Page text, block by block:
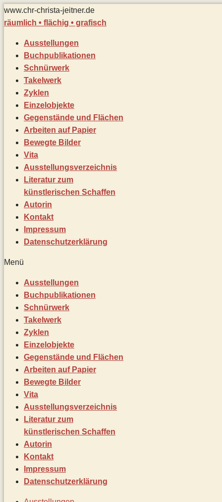
Zum
Inhalt
www.chr-christa-jeitner.de
räumlich • flächig • grafisch
Ausstellungen
Buchpublikationen
Schnürwerk
Takelwerk
Zyklen
Einzelobjekte
Gegenstände und Flächen
Arbeiten auf Papier
Bewegte Bilder
Vita
Ausstellungsverzeichnis
Literatur zum
künstlerischen Schaffen
Autorin
Kontakt
Impressum
Datenschutz­erklärung
Menü
Ausstellungen
Buchpublikationen
Schnürwerk
Takelwerk
Zyklen
Einzelobjekte
Gegenstände und Flächen
Arbeiten auf Papier
Bewegte Bilder
Vita
Ausstellungsverzeichnis
Literatur zum
künstlerischen Schaffen
Autorin
Kontakt
Impressum
Datenschutz­erklärung